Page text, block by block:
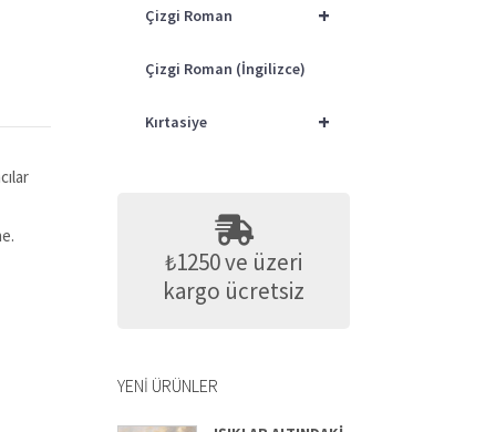
+
Çizgi Roman
Çizgi Roman (İngilizce)
+
Kırtasiye
₺1250 ve üzeri
kargo ücretsiz
YENI ÜRÜNLER